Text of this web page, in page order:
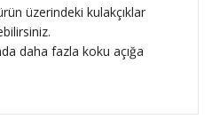
üzerindeki kulakçıklar
daha fazla koku açığa